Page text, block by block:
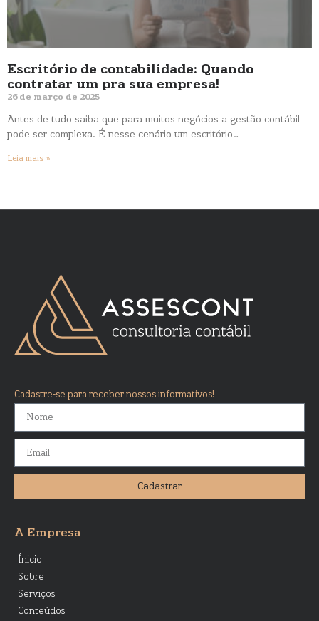
Escritório de contabilidade: Quando
contratar um pra sua empresa!
26 de março de 2025
Antes de tudo saiba que para muitos negócios a gestão contábil
pode ser complexa. É nesse cenário um escritório…
Leia mais »
Cadastre-se para receber nossos informativos!
Cadastrar
A Empresa
Ínicio
Sobre
Serviços
Conteúdos